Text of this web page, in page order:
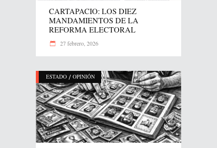
CARTAPACIO: LOS DIEZ
MANDAMIENTOS DE LA
REFORMA ELECTORAL
27 febrero, 2026
ESTADO / OPINIÓN